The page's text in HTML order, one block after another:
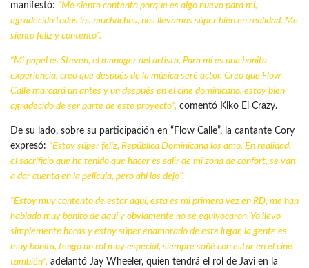
manifestó: “Me siento contento porque es algo nuevo para mí,
agradecido todos los muchachos, nos llevamos súper bien en realidad. Me
siento feliz y contento”.
“Mi papel es Steven, el manager del artista. Para mí es una bonita
experiencia, creo que después de la música seré actor. Creo que Flow
Calle marcará un antes y un después en el cine dominicano, estoy bien
agradecido de ser parte de este proyecto”, comentó Kiko El Crazy.
De su lado, sobre su participación en “Flow Calle”, la cantante Cory
expresó: “Estoy súper feliz, República Dominicana los amo. En realidad,
el sacrificio que he tenido que hacer es salir de mi zona de confort, se van
a dar cuenta en la película, pero ahí los dejo”.
“Estoy muy contento de estar aquí, esta es mi primera vez en RD, me han
hablado muy bonito de aquí y obviamente no se equivocaron. Yo llevo
simplemente horas y estoy súper enamorado de este lugar, la gente es
muy bonita, tengo un rol muy especial, siempre soñé con estar en el cine
también”, adelantó Jay Wheeler, quien tendrá el rol de Javi en la